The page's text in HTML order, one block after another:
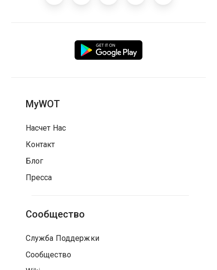
MyWOT
Насчет Нас
Контакт
Блог
Пресса
Сообщество
Служба Поддержки
Сообщество